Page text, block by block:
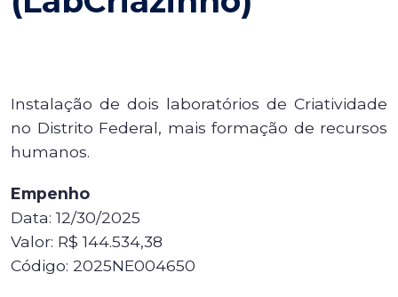
Instalação de dois laboratórios de Criatividade
no Distrito Federal, mais formação de recursos
humanos.
Empenho
Data: 12/30/2025
Valor: R$ 144.534,38
Código: 2025NE004650